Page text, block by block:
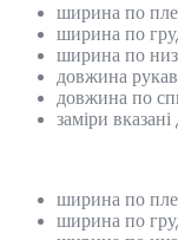
ширина по
ширина по
ширина по
довжина
довжина по
заміри
ширина по
ширина по